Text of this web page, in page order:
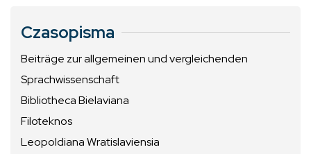
Czasopisma
Beiträge zur allgemeinen und vergleichenden
Sprachwissenschaft
Bibliotheca Bielaviana
Filoteknos
Leopoldiana Wratislaviensia